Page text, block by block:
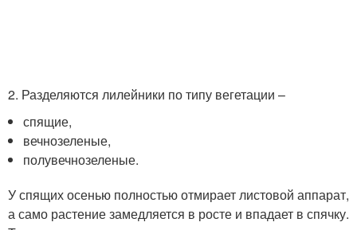
2. Разделяются лилейники по типу вегетации –
спящие,
вечнозеленые,
полувечнозеленые.
У спящих осенью полностью отмирает листовой аппарат,
а само растение замедляется в росте и впадает в спячку.